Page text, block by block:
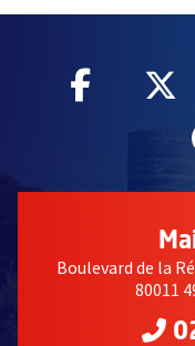
, Ouvre
Boulevard de la
80011